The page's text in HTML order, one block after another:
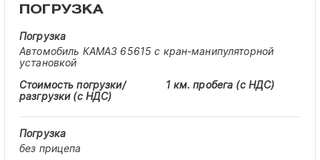
ПОГРУЗКА
Автомобиль КАМАЗ 65615 с кран-манипуляторной
установкой
без прицепа